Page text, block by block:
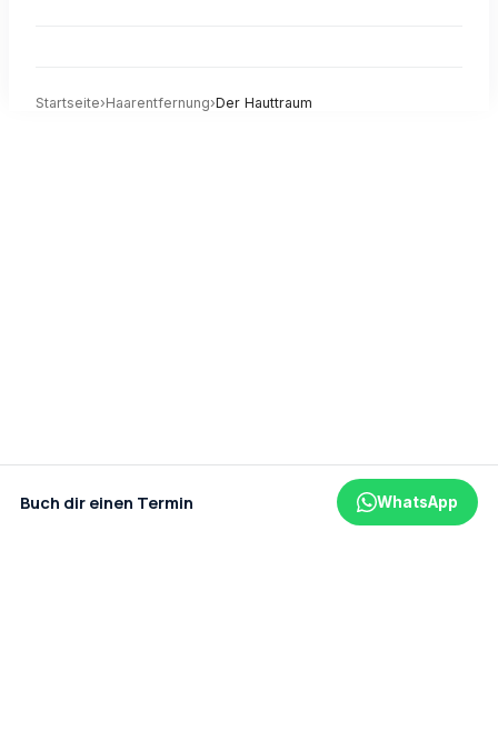
Startseite›Haarentfernung›Der Hauttraum
Buch dir einen Termin WhatsApp